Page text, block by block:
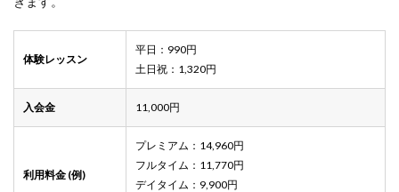
スタ
こ？
5.たま
チカ
体験レッスン
平日：990円
土日祝：1,320円
入会金 11,000円
利用料金 (例)
プレミアム：14,960円
フルタイム：11,770円
デイタイム：9,900円